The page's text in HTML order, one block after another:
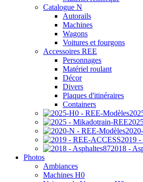
Catalogue N
Autorails
Machines
Wagons
Voitures et fourgons
Accessoires REE
Personnages
Matériel roulant
Décor
Divers
Plaques d'itinéraires
Containers
2019
2018 -
Photos
Ambiances
Machines H0